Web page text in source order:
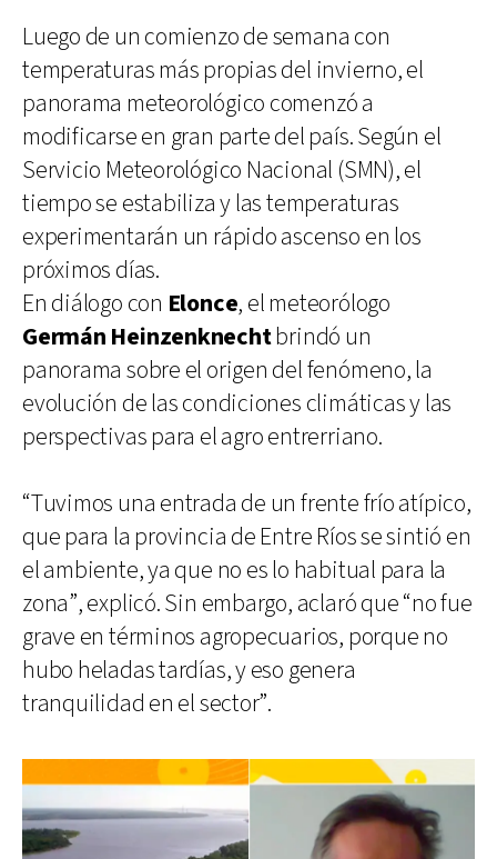
Luego de un comienzo de semana con
temperaturas más propias del invierno, el
panorama meteorológico comenzó a
modificarse en gran parte del país. Según el
Servicio Meteorológico Nacional (SMN), el
tiempo se estabiliza y las temperaturas
experimentarán un rápido ascenso en los
próximos días.
En diálogo con Elonce, el meteorólogo
Germán Heinzenknechtbrindó un
panorama sobre el origen del fenómeno, la
evolución de las condiciones climáticas y las
perspectivas para el agro entrerriano.
“Tuvimos una entrada de un frente frío atípico,
que para la provincia de Entre Ríos se sintió en
el ambiente, ya que no es lo habitual para la
zona”, explicó. Sin embargo, aclaró que “no fue
grave en términos agropecuarios, porque no
hubo heladas tardías, y eso genera
tranquilidad en el sector”.